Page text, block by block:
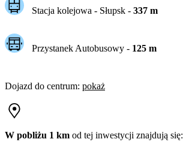
Stacja kolejowa - Słupsk- 337m
Przystanek Autobusowy - 125m
Dojazd do centrum: pokaż
W pobliżu 1 km od tej inwestycji znajdują się: